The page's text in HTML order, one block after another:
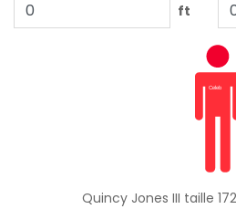
ft
Quincy Jones III taille